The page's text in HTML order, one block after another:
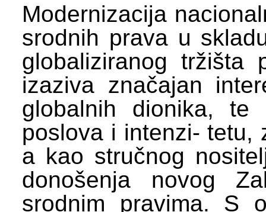
Modernizacija
srodnih prava u
globaliziranog tržišta
izaziva značajan
globalnih dionika, te
poslova i intenzi- tetu,
a kao stručnog
donošenja novog
srodnim pravima. S